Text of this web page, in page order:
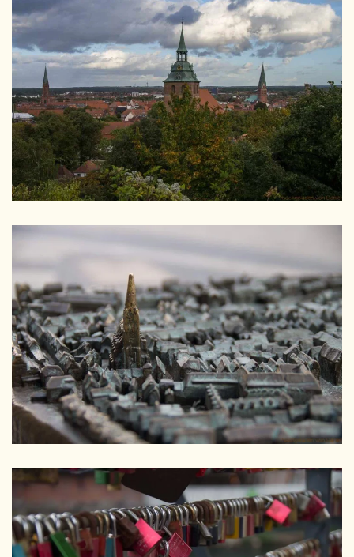
GRÖSSER
GRÖSSER